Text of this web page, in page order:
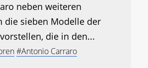
neben weiteren
die sieben Modelle der
die in den...
#Antonio Carraro